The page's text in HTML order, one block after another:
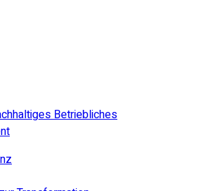
Betriebliches